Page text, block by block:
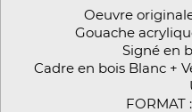
Oeuvre
Gouache
Signé en
Cadre en bois Blanc +
FORMAT